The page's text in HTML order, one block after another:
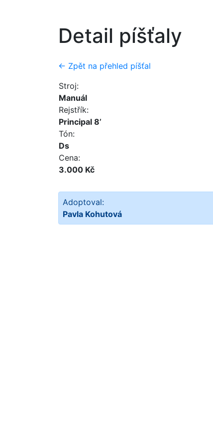
Detail píšťaly
← Zpět na přehled píšťal
Stroj:
Manuál
Rejstřík:
Principal 8’
Tón:
Ds
Cena:
3.000 Kč
Adoptoval:
Pavla Kohutová